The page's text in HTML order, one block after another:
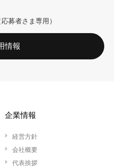
募者さま専用）
情報
企業情報
経営方針
会社概要
代表挨拶